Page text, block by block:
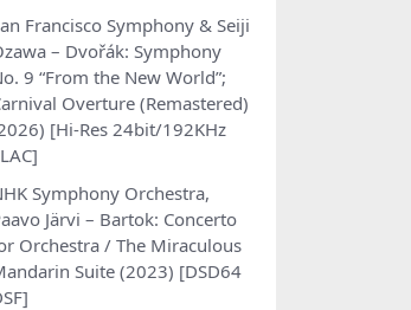
Francisco Symphony & Seiji
– Dvořák: Symphony
9 “From the New World”;
Overture (Remastered)
[Hi-Res 24bit/192KHz
Symphony Orchestra,
Järvi – Bartok: Concerto
Orchestra / The Miraculous
Suite (2023) [DSD64